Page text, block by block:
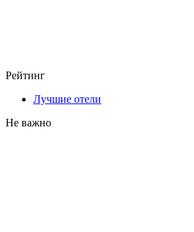
Рейтинг
Лучшие отели
Не важно